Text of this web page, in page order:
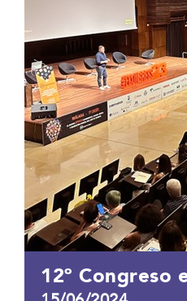
12º Congreso